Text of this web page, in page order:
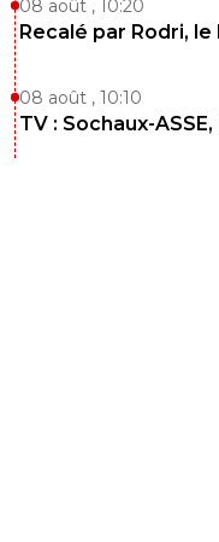
08 août , 10:20
Recalé par Rodri,
08 août , 10:10
TV : Sochaux-